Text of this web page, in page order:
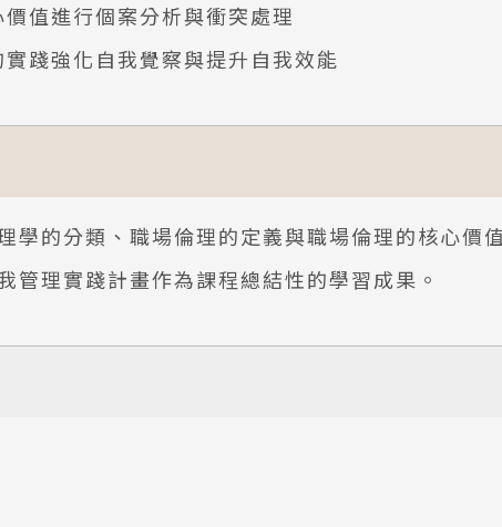
值進行個案分析與衝突處理
踐強化自我覺察與提升自我效能
學的分類、職場倫理的定義與職場倫理的核心價
管理實踐計畫作為課程總結性的學習成果。